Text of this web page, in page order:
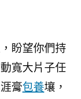
盼望你們持
寬大片子任
膏包養壤，